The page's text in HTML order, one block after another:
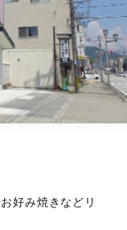
好み焼きなどリ